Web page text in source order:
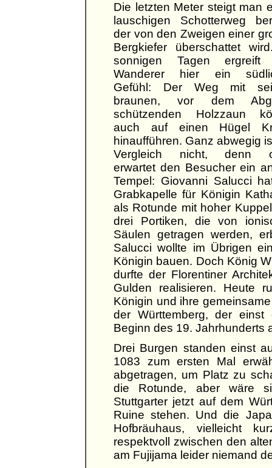
Die letzten Meter steigt man
lauschigen Schotterweg
der von den Zweigen einer
Bergkiefer überschattet
sonnigen Tagen ergreift
Wanderer hier ein
Gefühl: Der Weg mit
braunen, vor dem
schützenden Holzzaun
auch auf einen Hügel
hinaufführen. Ganz abwegig
Vergleich nicht, denn
erwartet den Besucher ein
Tempel: Giovanni Salucci
Grabkapelle für Königin
als Rotunde mit hoher
drei Portiken, die von
Säulen getragen werden,
Salucci wollte im Übrigen
Königin bauen. Doch König
durfte der Florentiner
Gulden realisieren. Heute
Königin und ihre
der Württemberg, der
Beginn des 19. Jahrhunderts
Drei Burgen standen einst
1083 zum ersten Mal
abgetragen, um Platz zu
die Rotunde, aber wäre
Stuttgarter jetzt auf dem
Ruine stehen. Und die
Hofbräuhaus, vielleicht
respektvoll zwischen den
am Fujijama leider niemand